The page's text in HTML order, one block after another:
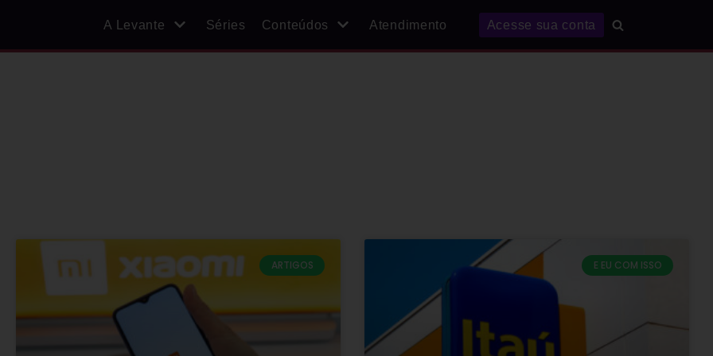
A Levante Séries Conteúdos Atendimento Acesse sua conta
ARTIGOS E EU COM ISSO